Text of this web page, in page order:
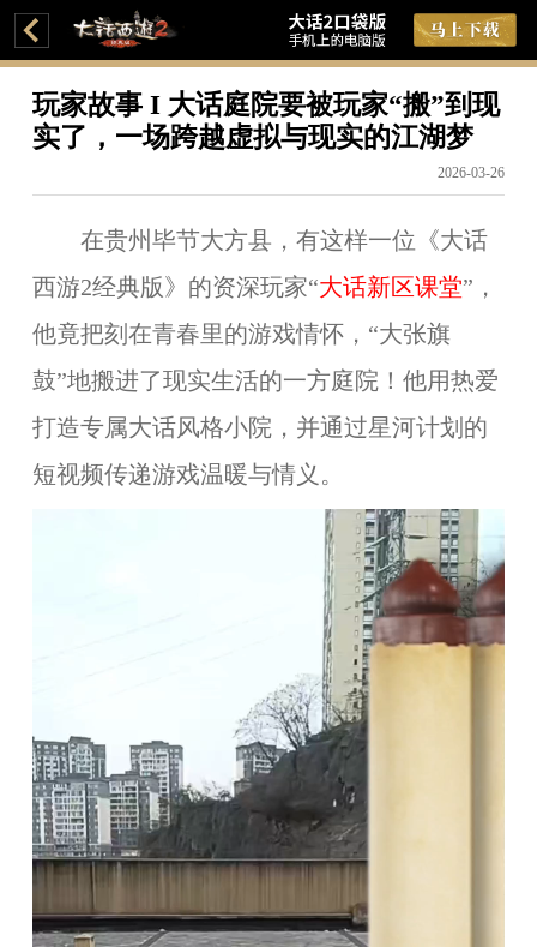
玩家故事 I 大话庭院要被玩家“搬”到现
实了，一场跨越虚拟与现实的江湖梦
2026-03-26
在贵州毕节大方县，有这样一位《大话
西游2经典版》的资深玩家“大话新区课堂” ，
他竟把刻在青春里的游戏情怀，“大张旗
鼓”地搬进了现实生活的一方庭院！ 他用热爱
打造专属大话风格小院， 并通过星河计划的
短视频传递游戏温暖与情义 。